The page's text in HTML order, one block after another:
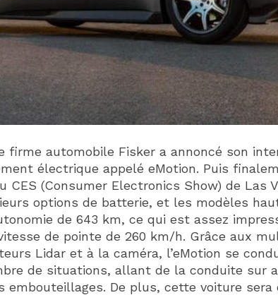
firme automobile Fisker a annoncé son
électrique appelé eMotion. Puis
CES (Consumer Electronics Show) de Las
options de batterie, et les modèles
de 643 km, ce qui est assez
de pointe de 260 km/h. Grâce aux
Lidar et à la caméra, l’eMotion se
de situations, allant de la conduite sur
embouteillages. De plus, cette voiture sera